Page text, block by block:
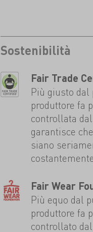
Sostenibilità
Fair Trade
Più giusto
produttore fa
controllata
garantisce
siano
Fair Wear
Più equo dal
produttore fa
controllato